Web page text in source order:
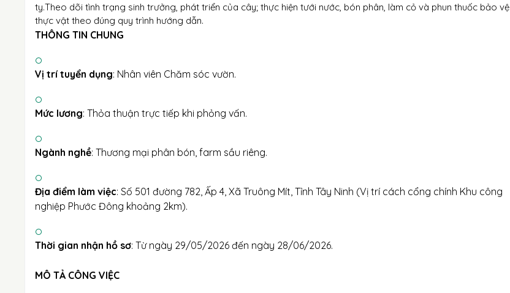
ty.Theo dõi tình trạng sinh trưởng, phát triển của cây; thực hiện tưới nước, bón phân, làm cỏ và phun thuốc bảo vệ
thực vật theo đúng quy trình hướng dẫn.
THÔNG TIN CHUNG
Vị trí tuyển dụng: Nhân viên Chăm sóc vườn.
Mức lương: Thỏa thuận trực tiếp khi phỏng vấn.
Ngành nghề: Thương mại phân bón, farm sầu riêng.
Địa điểm làm việc: Số 501 đường 782, Ấp 4, Xã Truông Mít, Tỉnh Tây Ninh (Vị trí cách cổng chính Khu công
nghiệp Phước Đông khoảng 2km).
Thời gian nhận hồ sơ: Từ ngày 29/05/2026 đến ngày 28/06/2026.
MÔ TẢ CÔNG VIỆC